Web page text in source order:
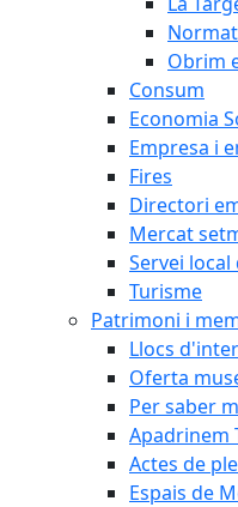
Obrim
Consum
Economia
Empresa i
Fires
Directori
Mercat
Servei
Turisme
Patrimoni i
Llocs
Oferta
Per saber
Apadrinem
Actes de
Espais de